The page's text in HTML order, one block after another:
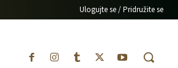
Ulogujte se / Pridružite se